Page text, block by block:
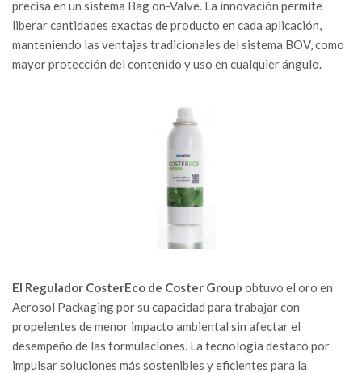
precisa en un sistema Bag on-Valve. La innovación permite
liberar cantidades exactas de producto en cada aplicación,
manteniendo las ventajas tradicionales del sistema BOV, como
mayor protección del contenido y uso en cualquier ángulo.
El Regulador CosterEco de Coster Group obtuvo el oro en
Aerosol Packaging por su capacidad para trabajar con
propelentes de menor impacto ambiental sin afectar el
desempeño de las formulaciones. La tecnología destacó por
impulsar soluciones más sostenibles y eficientes para la